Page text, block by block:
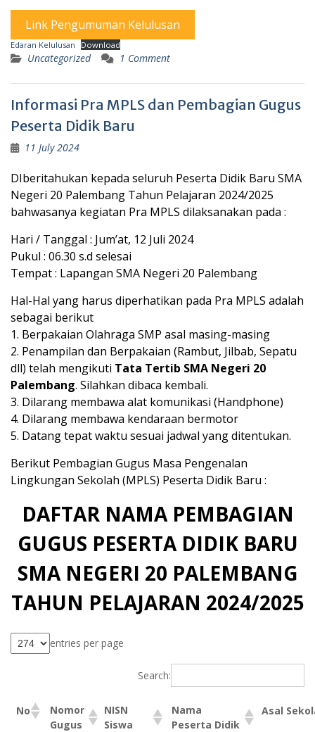
Link Pengumuman Kelulusan
Edaran Kelulusan Download
Uncategorized 1 Comment
Informasi Pra MPLS dan Pembagian Gugus
Peserta Didik Baru
11 July 2024
DIberitahukan kepada seluruh Peserta Didik Baru SMA
Negeri 20 Palembang Tahun Pelajaran 2024/2025
bahwasanya kegiatan Pra MPLS dilaksanakan pada :
Hari / Tanggal : Jum’at, 12 Juli 2024
Pukul : 06.30 s.d selesai
Tempat : Lapangan SMA Negeri 20 Palembang
Hal-Hal yang harus diperhatikan pada Pra MPLS adalah
sebagai berikut
1. Berpakaian Olahraga SMP asal masing-masing
2. Penampilan dan Berpakaian (Rambut, Jilbab, Sepatu
dll) telah mengikuti Tata Tertib SMA Negeri 20
Palembang. Silahkan dibaca kembali.
3. Dilarang membawa alat komunikasi (Handphone)
4. Dilarang membawa kendaraan bermotor
5. Datang tepat waktu sesuai jadwal yang ditentukan.
Berikut Pembagian Gugus Masa Pengenalan
Lingkungan Sekolah (MPLS) Peserta Didik Baru :
DAFTAR NAMA PEMBAGIAN
GUGUS PESERTA DIDIK BARU
SMA NEGERI 20 PALEMBANG
TAHUN PELAJARAN 2024/2025
entries per page
Search:
No
Nomor
Gugus
NISN
Siswa
Nama
Peserta Didik
Asal